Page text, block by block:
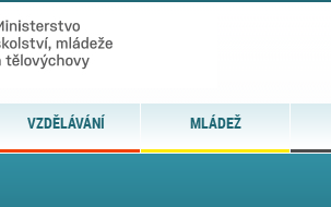
VZDĚLÁVÁNÍ MLÁDEŽ